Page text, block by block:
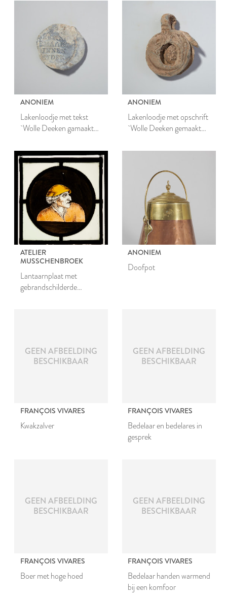
ANONIEM
Lakenloodje met tekst
`Wolle Deeken gamaakt
ANONIEM
Lakenloodje met opschrift
`Wolle Deeken gemaakt
ATELIER
MUSSCHENBROEK
Lantaarnplaat met
gebrandschilderde
ANONIEM
Doofpot
GEEN AFBEELDING
BESCHIKBAAR
FRANÇOIS VIVARES
Kwakzalver
GEEN AFBEELDING
BESCHIKBAAR
FRANÇOIS VIVARES
Bedelaar en bedelares in
gesprek
GEEN AFBEELDING
BESCHIKBAAR
FRANÇOIS VIVARES
Boer met hoge hoed
GEEN AFBEELDING
BESCHIKBAAR
FRANÇOIS VIVARES
Bedelaar handen warmend
bij een komfoor